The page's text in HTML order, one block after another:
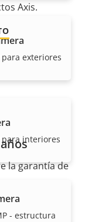
exteriores
para interiores
- estructura
Axis.
la garantía de